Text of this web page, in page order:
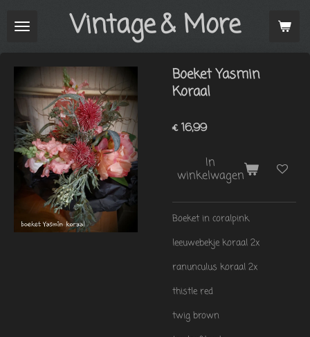
direct
hoofdinhoud
Vintage& More
Boeket Yasmin
Koraal
€ 16,99
In
winkelwagen
Boeket in coralpink
leeuwebekje koraal 2x
ranunculus koraal 2x
thistle red
twig brown